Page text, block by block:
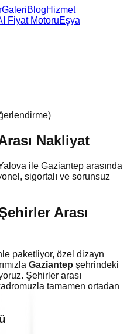
GaleriBlogHizmet
Fiyat MotoruEşya
Nakliyat
ile Gaziantep arasında
sigortalı ve sorunsuz
Arası
paketliyor, özel dizayn
Gaziantep şehrindeki
Şehirler arası
tamamen ortadan